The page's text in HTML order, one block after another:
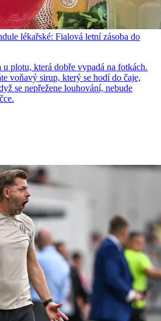
lékařské: Fialová letní zásoba do
plotu, která dobře vypadá na fotkách.
voňavý sirup, který se hodí do čaje,
se nepřežene louhování, nebude